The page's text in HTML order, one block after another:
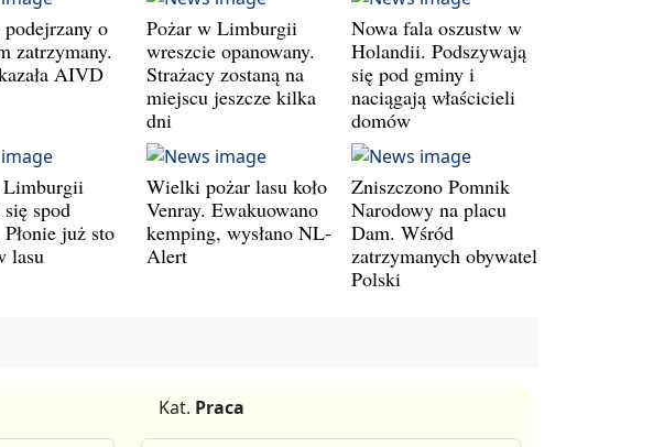
o
zatrzymany.
AIVD
Pożar w Limburgii
wreszcie opanowany.
Strażacy zostaną na
miejscu jeszcze kilka
dni
Nowa fala oszustw w
Holandii. Podszywają
się pod gminy i
naciągają właścicieli
domów
Limburgii
spod
już sto
lasu
Wielki pożar lasu koło
Venray. Ewakuowano
kemping, wysłano NL-
Alert
Zniszczono Pomnik
Narodowy na placu
Dam. Wśród
zatrzymanych obywatel
Polski
Kat. Praca